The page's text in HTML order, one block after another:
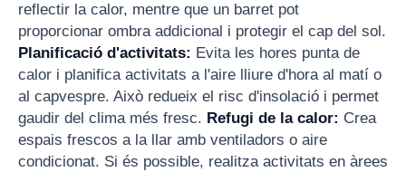
reflectir la calor, mentre que un barret pot
proporcionar ombra addicional i protegir el cap del sol.
Planificació d'activitats: Evita les hores punta de
calor i planifica activitats a l'aire lliure d'hora al matí o
al capvespre. Això redueix el risc d'insolació i permet
gaudir del clima més fresc. Refugi de la calor: Crea
espais frescos a la llar amb ventiladors o aire
condicionat. Si és possible, realitza activitats en àrees